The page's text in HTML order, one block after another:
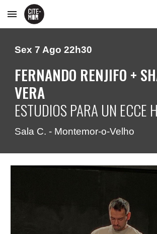
Skip to main content
Sex 7 Ago 22h30
FERNANDO RENJIFO +
VERA
ESTUDIOS PARA UN ECCE
Sala C. - Montemor-o-Velho